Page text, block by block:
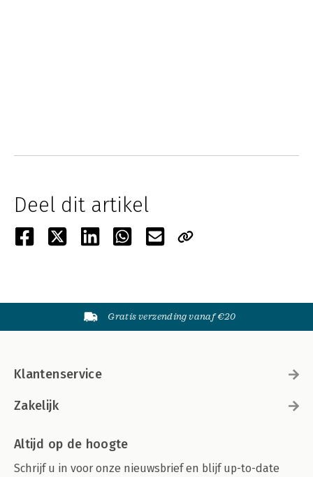
Deel dit artikel
Gratis verzending vanaf €20
Klantenservice
Zakelijk
Altijd op de hoogte
Schrijf u in voor onze nieuwsbrief en blijf up-to-date